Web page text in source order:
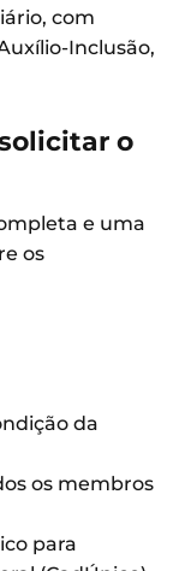
com
Inclusão,
o
e uma
os
da
os membros
para